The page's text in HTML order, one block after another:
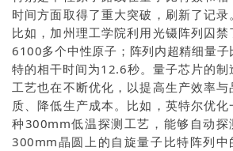
时间方面取得了重大突破，刷新了记录。
比如，加州理工学院利用光镊阵列囚禁
6100多个中性原子；阵列内超精细量子
特的相干时间为12.6秒。量子芯片的制
工艺也在不断优化，以提高生产效率与
质、降低生产成本。比如，英特尔优化
种300mm低温探测工艺，能够自动探
300mm晶圆上的自旋量子比特阵列中